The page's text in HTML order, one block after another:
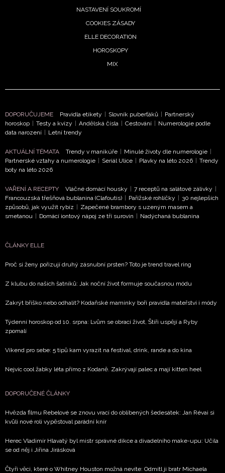
vyhodnocení akce a zasílání novinek.
Chcete navíc dostávat i další zajímavé a exkluzivní
zpracováním údajů k tomuto účelu podle
soukromí BurdaMedia Extra s.r.o.
NASTAVENÍ SOUKROMÍ
COOKIES ZÁSADY
ELLE DECORATION
HOROSKOPY
MIX
DOPORUČUJEME Pravidla etikety | Slovník puberťáků | Partnerský
horoskop | Testy a kvízy | Andělská čísla | Cestování | Numerologie podle
data narození | Letní trendy
AKTUÁLNÍ TÉMATA Trendy v manikúře | Minulé životy dle numerologie |
Partnerské vztahy a numerologie | Seriál Ulice | Plavky na léto 2026 | Trendy
boty na léto 2026
VAŘENÍ A RECEPTY Vláčné domácí housky | 7 receptů na salátové zálivky |
Francouzská třešňová bublanina (Clafoutis) | Pařížské rohlíčky | 30 nejlepších
způsobů, jak využít rybíz | Zapečené brambory s uzeným masem a
smetanou | Domácí iontový nápoj ze tří surovin | Nadýchaná bublanina
ČLÁNKY ELLE
Proč si ženy pořizují druhý zásnubní prsten? Toto je trend travel ring
Z klubu do našich šatníků: Jak noční život formuje současnou módu
Zakrýt bříško nebo odhalit? Kodaňské maminky boří pravidla mateřství i módy
Týdenní horoskop od 10. srpna: Lvům se obrací život, Štíři uspějí a Ryby
zpomalí
Víkend pro sebe: 5 tipů kam vyrazit na festival, drink, rande a do kina
Nejvíc cool žabky léta přímo z Kodaně. Zakrývají palec a mají kitten heel
DOPORUČENÉ ČLÁNKY
Hvězda filmu Rebelové se znovu vrací do oblíbených šedesátek: Jan Révai si
kvůli nové roli vypěstoval parádní knír
Herec Vladimír Hlavatý byl mistr správné dikce a divadelního make-upu: Učila
se od něj i Jiřina Jirásková
Čtyři věci, které o Whitney Houston možná nevíte: Odmítl ji bratr Michaela